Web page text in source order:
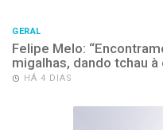
GERAL
Felipe Melo:
migalhas, dando tchau à
HÁ 4 DIAS